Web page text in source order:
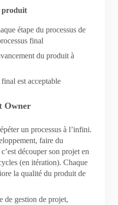
produit
étape du processus de
final
du produit à
est acceptable
Owner
un processus à l’infini.
faire du
découper son projet en
(en itération). Chaque
la qualité du produit de
de gestion de projet,